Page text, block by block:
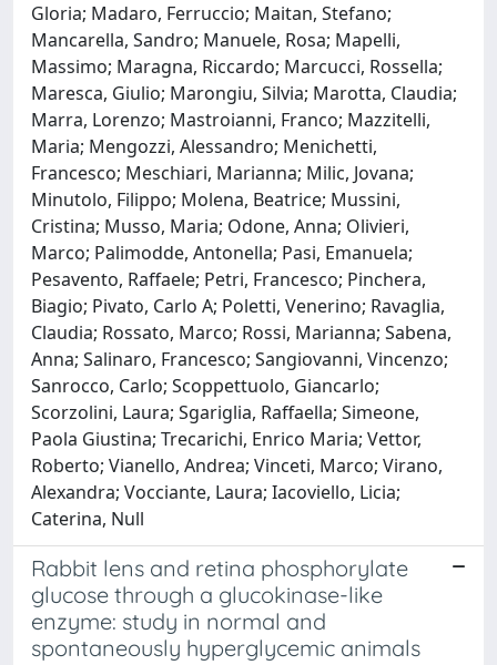
Gloria; Madaro, Ferruccio; Maitan, Stefano;
Mancarella, Sandro; Manuele, Rosa; Mapelli,
Massimo; Maragna, Riccardo; Marcucci, Rossella;
Maresca, Giulio; Marongiu, Silvia; Marotta, Claudia;
Marra, Lorenzo; Mastroianni, Franco; Mazzitelli,
Maria; Mengozzi, Alessandro; Menichetti,
Francesco; Meschiari, Marianna; Milic, Jovana;
Minutolo, Filippo; Molena, Beatrice; Mussini,
Cristina; Musso, Maria; Odone, Anna; Olivieri,
Marco; Palimodde, Antonella; Pasi, Emanuela;
Pesavento, Raffaele; Petri, Francesco; Pinchera,
Biagio; Pivato, Carlo A; Poletti, Venerino; Ravaglia,
Claudia; Rossato, Marco; Rossi, Marianna; Sabena,
Anna; Salinaro, Francesco; Sangiovanni, Vincenzo;
Sanrocco, Carlo; Scoppettuolo, Giancarlo;
Scorzolini, Laura; Sgariglia, Raffaella; Simeone,
Paola Giustina; Trecarichi, Enrico Maria; Vettor,
Roberto; Vianello, Andrea; Vinceti, Marco; Virano,
Alexandra; Vocciante, Laura; Iacoviello, Licia;
Caterina, Null
Rabbit lens and retina phosphorylate
glucose through a glucokinase-like
enzyme: study in normal and
spontaneously hyperglycemic animals